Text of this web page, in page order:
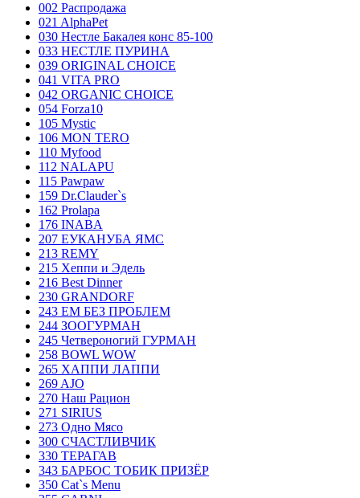
002 Распродажа
021 AlphaPet
030 Нестле Бакалея конc 85-100
033 НЕСТЛЕ ПУРИНА
039 ORIGINAL CHOICE
041 VITA PRO
042 ORGANIC CHOICE
054 Forza10
105 Mystic
106 MON TERO
110 Myfood
112 NALAPU
115 Pawpaw
159 Dr.Clauder`s
162 Prolapa
176 INABA
207 ЕУКАНУБА ЯМС
213 REMY
215 Хеппи и Эдель
216 Best Dinner
230 GRANDORF
243 ЕМ БЕЗ ПРОБЛЕМ
244 ЗООГУРМАН
245 Четвероногий ГУРМАН
258 BOWL WOW
265 ХАППИ ЛАППИ
269 AJO
270 Наш Рацион
271 SIRIUS
273 Одно Мясо
300 СЧАСТЛИВЧИК
330 ТЕРАГАВ
343 БАРБОС ТОБИК ПРИЗЁР
350 Cat`s Menu